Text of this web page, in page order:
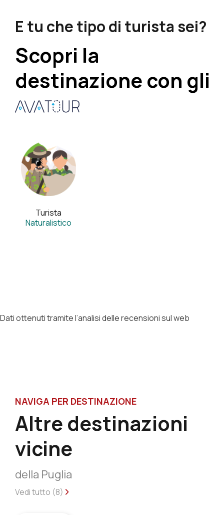
E tu che tipo di turista sei?
Scopri la
destinazione con gli
Turista
Naturalistico
Dati ottenuti tramite l’analisi delle recensioni sul web
NAVIGA PER DESTINAZIONE
Altre destinazioni
vicine
della Puglia
Vedi tutto (8)